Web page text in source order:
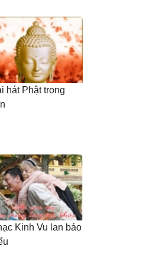
hát Phật trong
Kinh Vu lan báo